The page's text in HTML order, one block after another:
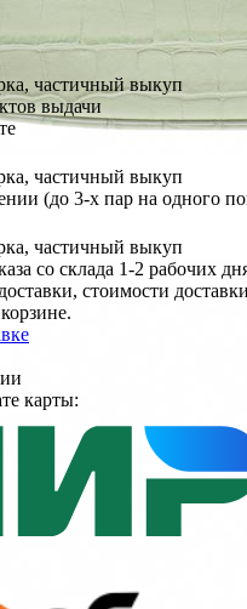
частичный выкуп
выдачи
частичный выкуп
(до 3-х пар на одного
частичный выкуп
со склада 1-2 рабочих
стоимости доставки
карты: